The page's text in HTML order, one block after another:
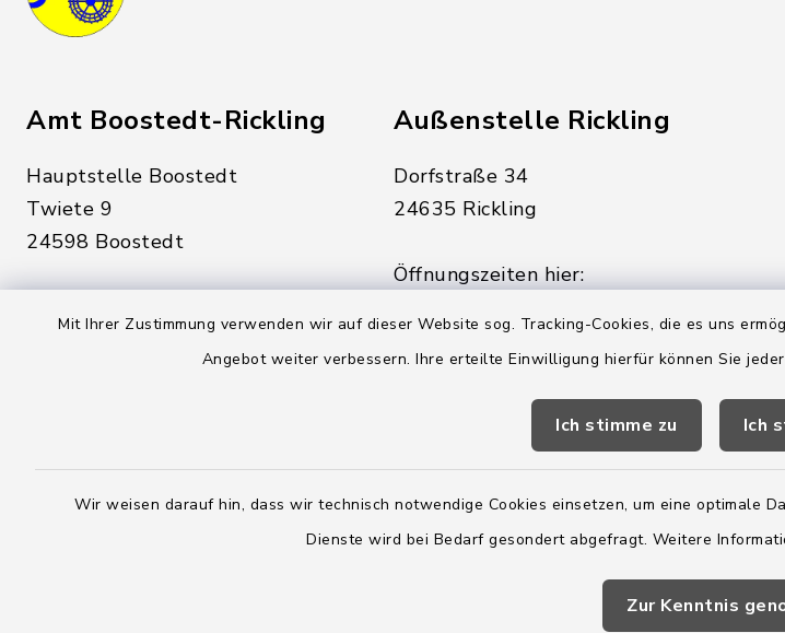
Mit Ihrer Zustimmung verwenden wir auf dieser Website sog. Tracking-Cookies, die es uns
Angebot weiter verbessern. Ihre erteilte Einwilligung hierfür können Sie
Ich stimme zu Ich
Wir weisen darauf hin, dass wir technisch notwendige Cookies einsetzen, um eine optimale
Dienste wird bei Bedarf gesondert abgefragt. Weitere
Zur Kenntnis
Amt Boostedt-Rickling
Hauptstelle Boostedt
Twiete 9
24598 Boostedt
Montag, Dienstag, Donnerstag,
sowie zusätzlich am Dienstag:
14:00 - 18:00 Uhr
Außenstelle Rickling
Dorfstraße 34
24635 Rickling
Öffnungszeiten hier:
08:00 - 12:00 Uhr
sowie zusätzlich am Donnerstag:
14:00 - 18:00 Uhr
04328 179-0
04328 - 179-44
info@amt-boostedt-